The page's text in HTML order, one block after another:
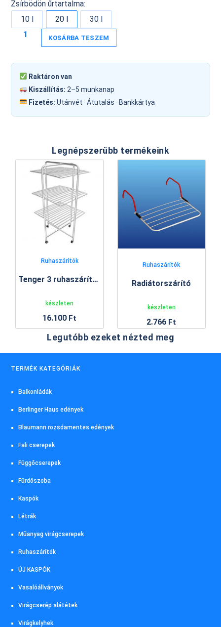
Zsírbödön űrtartalma:
10 l
20 l 30 l
KOSÁRBA TESZEM
Raktáron van
Kiszállítás: 2–5 munkanap
Fizetés: Utánvét · Átutalás · Bankkártya
Legnépszerűbb termékeink
Ruhaszárítók
Tenger 3 ruhaszárító állvány
készleten
16.100 Ft
Ruhaszárítók
Radiátorszárító
készleten
2.766 Ft
Legutóbb ezeket nézted meg
TERMÉK KATEGÓRIÁK
Balkonládák
Berlinger Haus edények
Blaumann rozsdamentes edények
Fali cserepek
Függőcserepek
Fürdőszoba
Kaspók
Létrák
Műanyag virágcserepek
Ruhaszárítók
ÚJ KASPÓK
Vasalóállványok
Virágcserép alátétek
Virágkelyhek